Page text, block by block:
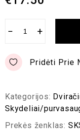
− +
Pridėti Prie
Kategorijos:
Skydeliai/
Prekės ženklas: